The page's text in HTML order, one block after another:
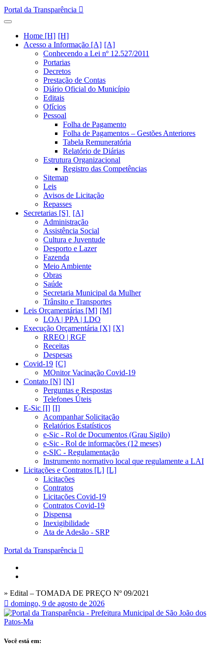
Portal da Transparência
Home [H]
Acesso a Informação [A]
Conhecendo a Lei nº 12.527/2011
Portarias
Decretos
Prestação de Contas
Diário Oficial do Município
Editais
Ofícios
Pessoal
Folha de Pagamento
Folha de Pagamentos – Gestões Anteriores
Tabela Remuneratória
Relatório de Diárias
Estrutura Organizacional
Registro das Competências
Sitemap
Leis
Avisos de Licitação
Repasses
Secretarias [S]
Administração
Assistência Social
Cultura e Juventude
Desporto e Lazer
Fazenda
Meio Ambiente
Obras
Saúde
Secretaria Municipal da Mulher
Trânsito e Transportes
Leis Orçamentárias [M]
LOA | PPA | LDO
Execução Orçamentária [X]
RREO | RGF
Receitas
Despesas
Covid-19
MOnitor Vacinação Covid-19
Contato [N]
Perguntas e Respostas
Telefones Úteis
E-Sic [I]
Acompanhar Solicitação
Relatórios Estatísticos
e-Sic - Rol de Documentos (Grau Sigilo)
e-Sic - Rol de informações (12 meses)
e-SIC - Regulamentação
Instrumento normativo local que regulamente a LAI
Licitações e Contratos [L]
Licitações
Contratos
Licitações Covid-19
Contratos Covid-19
Dispensa
Inexigibilidade
Ata de Adesão - SRP
Portal da Transparência
» Edital – TOMADA DE PREÇO Nº 09/2021
domingo, 9 de agosto de 2026
Você está em: